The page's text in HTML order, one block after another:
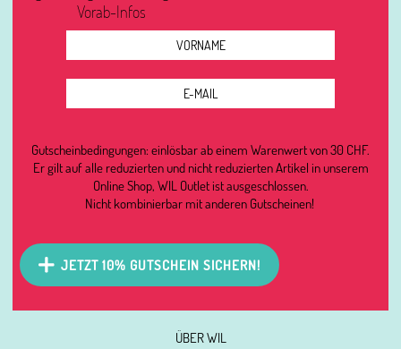
ÜBER WIL
Vorab-Infos
Gutscheinbedingungen: einlösbar ab einem Warenwert von 30 CHF.
Er gilt auf alle reduzierten und nicht reduzierten Artikel in unserem
Online Shop, WIL Outlet ist ausgeschlossen.
Nicht kombinierbar mit anderen Gutscheinen!
JETZT 10% GUTSCHEIN SICHERN!